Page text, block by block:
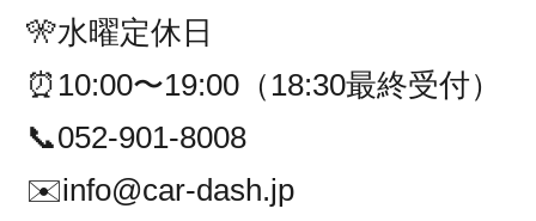
🎌水曜定休日
⏰10:00〜19:00（18:30最終受付）
📞052-901-8008
✉️info@car-dash.jp